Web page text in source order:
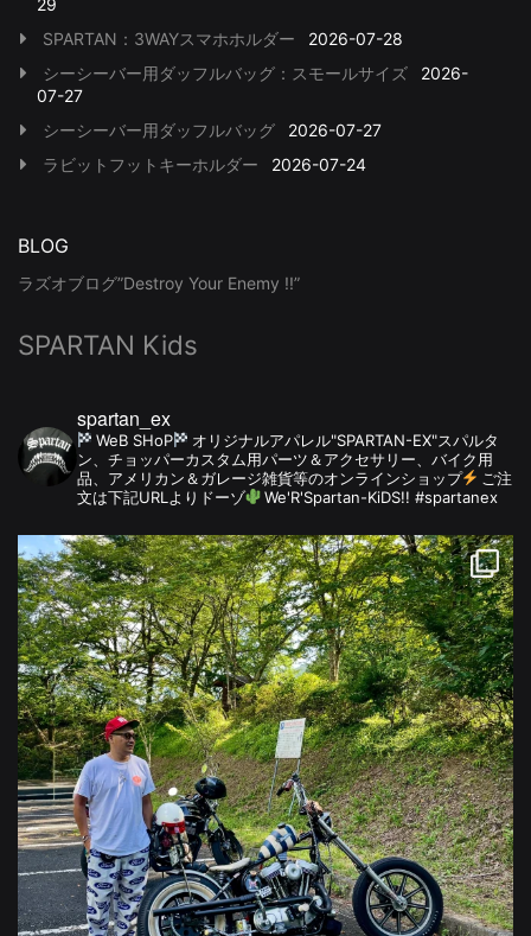
SPARTAN：3WAYスマホホルダー
2026-07-28
シーシーバー用ダッフルバッグ：スモールサイズ
2026-
07-27
シーシーバー用ダッフルバッグ
2026-07-27
ラビットフットキーホルダー
2026-07-24
BLOG
ラズオブログ”Destroy Your Enemy !!”
SPARTAN Kids
spartan_ex
WeB SHoP
オリジナルアパレル"SPARTAN-EX"スパルタ
ン、チョッパーカスタム用パーツ＆アクセサリー、バイク用
品、アメリカン＆ガレージ雑貨等のオンラインショップ
ご注
文は下記URLよりドーゾ
We'R'Spartan-KiDS!! #spartanex